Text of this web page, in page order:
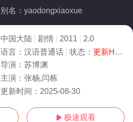
别名：yaodongxiaoxue
中国大陆 剧情 2011
2.0
语言： 汉语普通话 状态： 更新HD中字/高清
导演： 苏博渊
主演： 张杨,闫栋
更新时间： 2025-08-30
 极速观看